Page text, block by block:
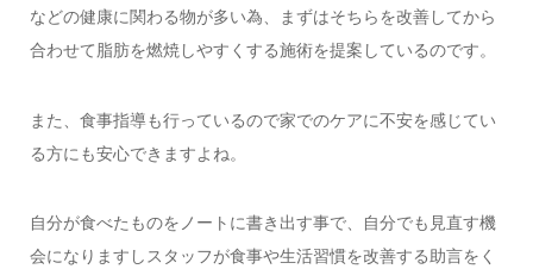
などの健康に関わる物が多い為、まずはそちらを改善してから
合わせて脂肪を燃焼しやすくする施術を提案しているのです。
また、食事指導も行っているので家でのケアに不安を感じてい
る方にも安心できますよね。
自分が食べたものをノートに書き出す事で、自分でも見直す機
会になりますしスタッフが食事や生活習慣を改善する助言をく